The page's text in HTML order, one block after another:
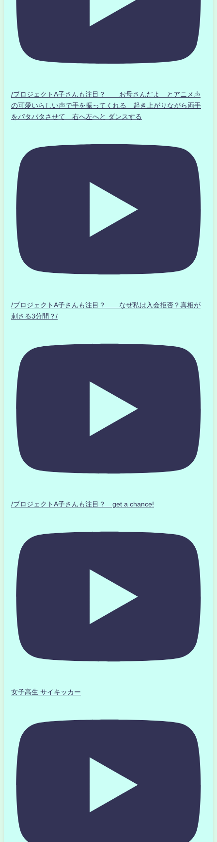
/プロジェクトA子さんも注目？ お母さんだよ とアニメ声
の可愛いらしい声で手を振ってくれる 起き上がりながら両手
をパタパタさせて 右へ左へと ダンスする
/プロジェクトA子さんも注目？ なぜ私は入会拒否？真相が
刺さる3分間？/
/プロジェクトA子さんも注目？ get a chance!
女子高生 サイキッカー